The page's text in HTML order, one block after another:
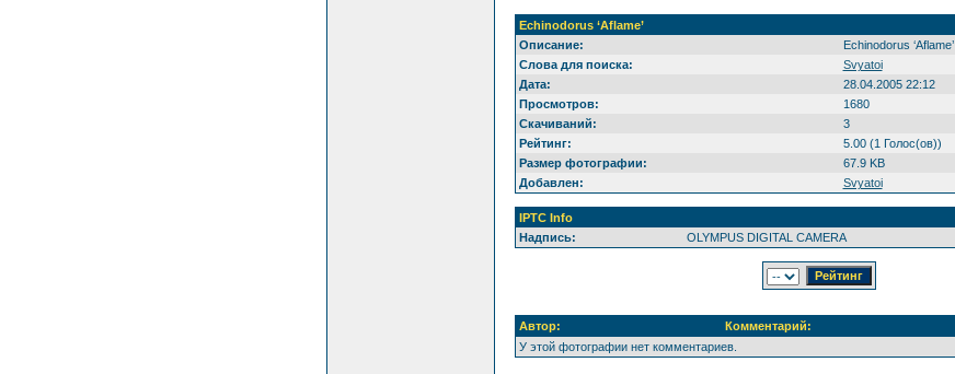
Echinodorus ‘Aflame’
Описание:
Echinodorus ‘Aflame’
Слова для поиска:
Svyatoi
Дата:
28.04.2005 22:12
Просмотров:
1680
Скачиваний:
3
Рейтинг:
5.00 (1 Голос(ов))
Размер фотографии:
67.9 KB
Добавлен:
Svyatoi
IPTC Info
Надпись:
OLYMPUS DIGITAL CAMERA
Автор:
Комментарий:
У этой фотографии нет комментариев.